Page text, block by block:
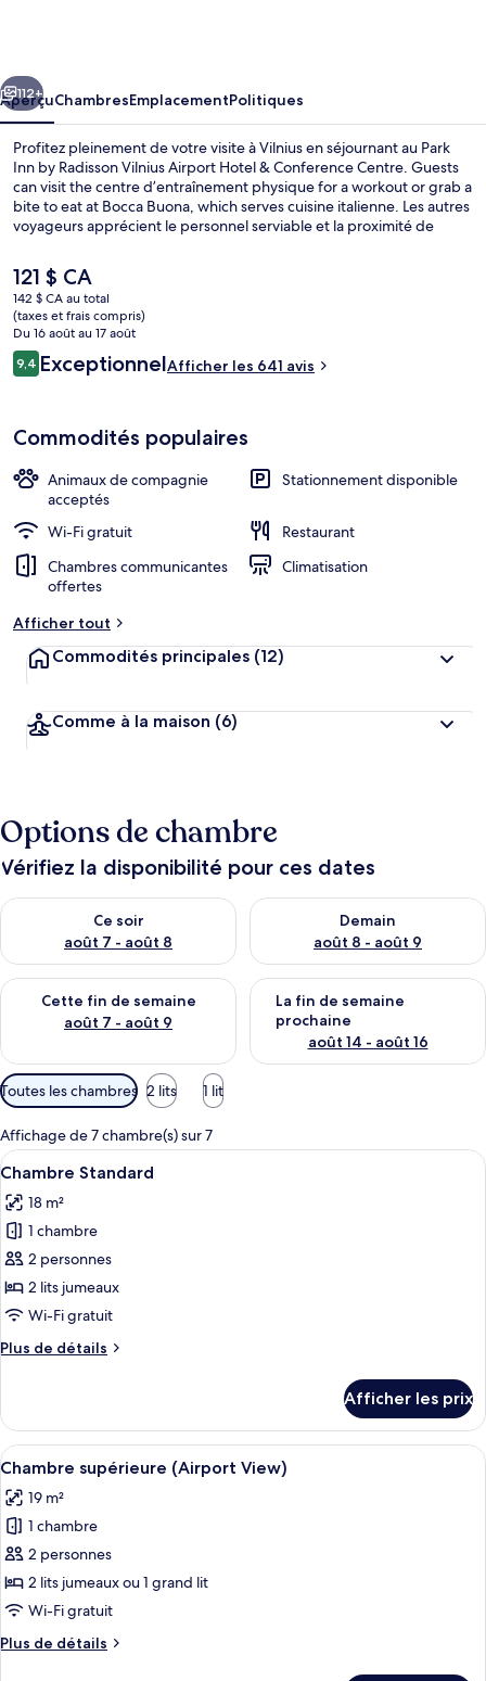
Radisson
Vilnius
Airport
Hotel
&
Centre
Suivant
112+
AperçuChambresEmplacementPolitiques
Profitez pleinement de votre visite à Vilnius en séjournant au Park
Inn by Radisson Vilnius Airport Hotel & Conference Centre. Guests
can visit the centre d’entraînement physique for a workout or grab a
bite to eat at Bocca Buona, which serves cuisine italienne. Les autres
voyageurs apprécient le personnel serviable et la proximité de
Le
prix
actuel
est
de 121 $ CA
121 $ CA
142 $ CA au total
(taxes et frais compris)
Du 16 août au 17 août
Avis
9,49,4 sur 10 –
ExceptionnelAfficher les 641 avis
Commodités populaires
Animaux de compagnie
acceptés
Stationnement disponible
Wi-Fi gratuit
Restaurant
Chambres communicantes
offertes
Climatisation
Afficher tout
Commodités principales (12)
Comme à la maison (6)
Options de chambre
Vérifiez la disponibilité pour ces dates
Ce soir
août 7 - août 8
Vérifier la disponibilité pour ce soir août 7 - août 8
Demain
août 8 - août 9
Vérifier la disponibilité pour
Cette fin de semaine
août 7 - août 9
Vérifier la disponibilité pour cette fin de semaine août 7 -
La fin de semaine
prochaine
août 14 - août 16
Vérifier la disponibilité pour
Filtres
disponibles
pour
les
chambres
Toutes les chambres 2 lits 1 lit
Affichage de 7 chambre(s) sur 7
Afficher
toutes
les
photos
pour
ce
type
chambre :
Une chambre d’hôtel avec deux lits,
9
Chambre Standard
18 m²
1 chambre
2 personnes
2 lits jumeaux
Wi-Fi gratuit
Plus de détails
Plus
Chambre
Standard
Afficher les prix
Afficher
toutes
les
photos
pour
ce
type
chambre :
Une chambre d’hôtel moderne,
9
Chambre supérieure (Airport View)
19 m²
1 chambre
2 personnes
2 lits jumeaux ou 1 grand lit
Wi-Fi gratuit
Plus de détails
Plus